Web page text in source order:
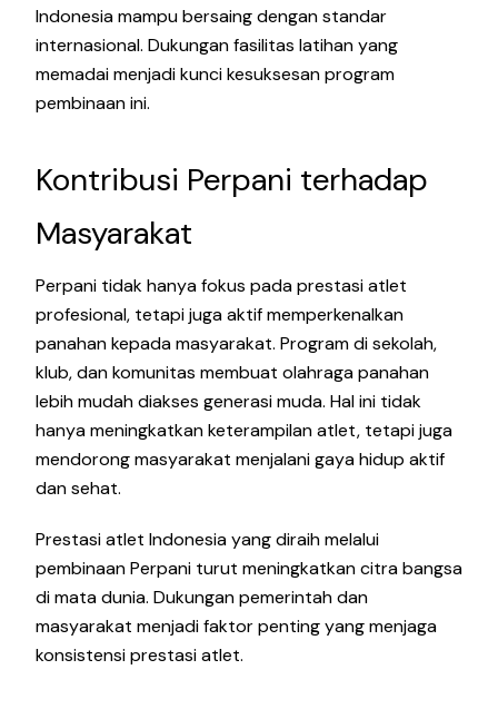
Indonesia mampu bersaing dengan standar
internasional. Dukungan fasilitas latihan yang
memadai menjadi kunci kesuksesan program
pembinaan ini.
Kontribusi Perpani terhadap
Masyarakat
Perpani tidak hanya fokus pada prestasi atlet
profesional, tetapi juga aktif memperkenalkan
panahan kepada masyarakat. Program di sekolah,
klub, dan komunitas membuat olahraga panahan
lebih mudah diakses generasi muda. Hal ini tidak
hanya meningkatkan keterampilan atlet, tetapi juga
mendorong masyarakat menjalani gaya hidup aktif
dan sehat.
Prestasi atlet Indonesia yang diraih melalui
pembinaan Perpani turut meningkatkan citra bangsa
di mata dunia. Dukungan pemerintah dan
masyarakat menjadi faktor penting yang menjaga
konsistensi prestasi atlet.